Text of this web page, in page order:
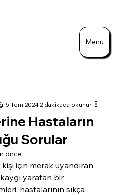
Menu
Hastaların
Sorular
5 Tem 20242 dakikada okunur
önce
kişi için merak uyandıran
yaratan bir
hastalarının sıkça